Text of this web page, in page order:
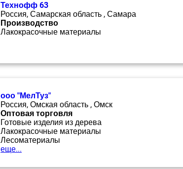
Технофф 63
Россия, Самарская область , Самара
Производство
Лакокрасочные материалы
ооо "МелТуз"
Россия, Омская область , Омск
Оптовая торговля
Готовые изделия из дерева
Лакокрасочные материалы
Лесоматериалы
еще...